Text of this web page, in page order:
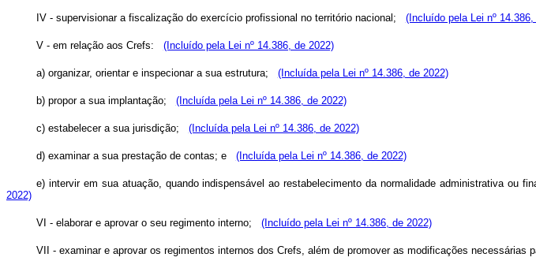
IV - supervisionar a fiscalização do exercício profissional no território nacional; (Incluído pela Lei nº 14.386,
V - em relação aos Crefs: (Incluído pela Lei nº 14.386, de 2022)
a) organizar, orientar e inspecionar a sua estrutura; (Incluída pela Lei nº 14.386, de 2022)
b) propor a sua implantação; (Incluída pela Lei nº 14.386, de 2022)
c) estabelecer a sua jurisdição; (Incluída pela Lei nº 14.386, de 2022)
d) examinar a sua prestação de contas; e (Incluída pela Lei nº 14.386, de 2022)
e) intervir em sua atuação, quando indispensável ao restabelecimento da normalidade administrativa
2022)
VI - elaborar e aprovar o seu regimento interno; (Incluído pela Lei nº 14.386, de 2022)
VII - examinar e aprovar os regimentos internos dos Crefs, além de promover as modificações necessárias